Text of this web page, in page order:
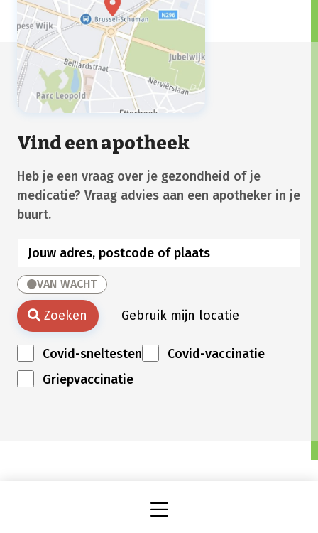
Vind een apotheek
Heb je een vraag over je gezondheid of je
medicatie? Vraag advies aan een apotheker in je
buurt.
VAN WACHT
Zoeken Gebruik mijn locatie
Covid-sneltesten
Covid-vaccinatie
Griepvaccinatie